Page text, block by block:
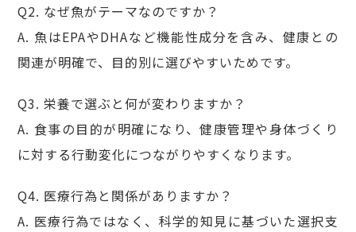
Q2. なぜ魚がテーマなのですか？
A. 魚はEPAやDHAなど機能性成分を含み、健康との
関連が明確で、目的別に選びやすいためです。
Q3. 栄養で選ぶと何が変わりますか？
A. 食事の目的が明確になり、健康管理や身体づくり
に対する行動変化につながりやすくなります。
Q4. 医療行為と関係がありますか？
A. 医療行為ではなく、科学的知見に基づいた選択支